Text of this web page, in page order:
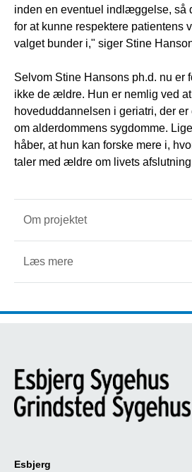
inden en eventuel indlæggelse, så
for at kunne respektere patientens
valget bunder i," siger Stine
Selvom Stine Hansons ph.d. nu er
ikke de ældre. Hun er nemlig ved
hoveduddannelsen i geriatri, der
om alderdommens sygdomme.
håber, at hun kan forske mere i,
taler med ældre om livets
Om projektet
Læs mere
Esbjerg